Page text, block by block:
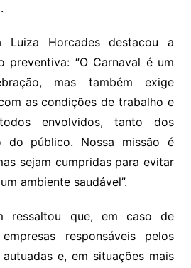
Luiza Horcades destacou a
preventiva: “O Carnaval é um
mas também exige
as condições de trabalho e
envolvidos, tanto dos
do público. Nossa missão é
sejam cumpridas para evitar
ambiente saudável”.
ressaltou que, em caso de
responsáveis pelos
e, em situações mais